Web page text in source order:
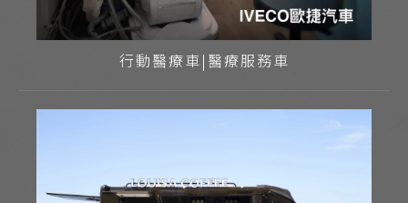
行動醫療車|醫療服務車